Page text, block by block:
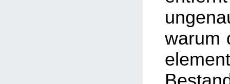
warum